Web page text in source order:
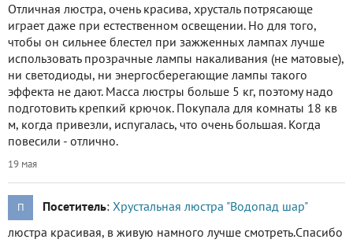
Отличная люстра, очень красива, хрусталь потрясающе
играет даже при естественном освещении. Но для того,
чтобы он сильнее блестел при зажженных лампах лучше
использовать прозрачные лампы накаливания (не матовые),
ни светодиоды, ни энергосберегающие лампы такого
эффекта не дают. Масса люстры больше 5 кг, поэтому надо
подготовить крепкий крючок. Покупала для комнаты 18 кв
м, когда привезли, испугалась, что очень большая. Когда
повесили - отлично.
19 мая
П Посетитель: Хрустальная люстра "Водопад шар"
люстра красивая, в живую намного лучше смотреть.Спасибо